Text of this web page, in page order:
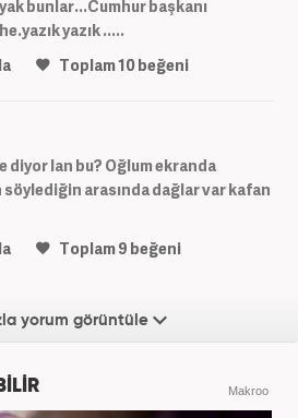
bunlar...Cumhur başkanı
yazık .....
Toplam10beğeni
diyor lan bu? Oğlum ekranda
arasında dağlar var kafan
Toplam9 beğeni
yorum görüntüle
Makroo